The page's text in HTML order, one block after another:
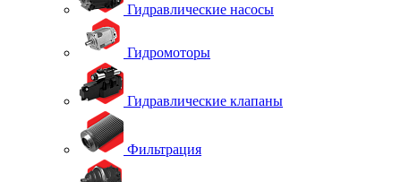
Гидравлические насосы
Гидромоторы
Гидравлические клапаны
Фильтрация